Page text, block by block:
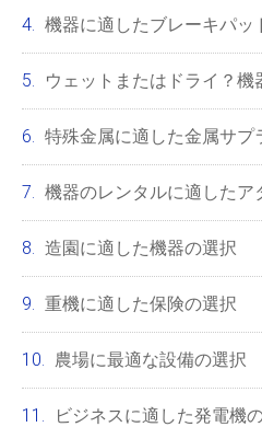
機器に適したブレーキパ
ウェットまたはドライ？機器に適し
特殊金属に適した金属サプライ
機器のレンタルに適したア
造園に適した機器の選択
重機に適した保険の選択
農場に最適な設備の選択
ビジネスに適した発電機